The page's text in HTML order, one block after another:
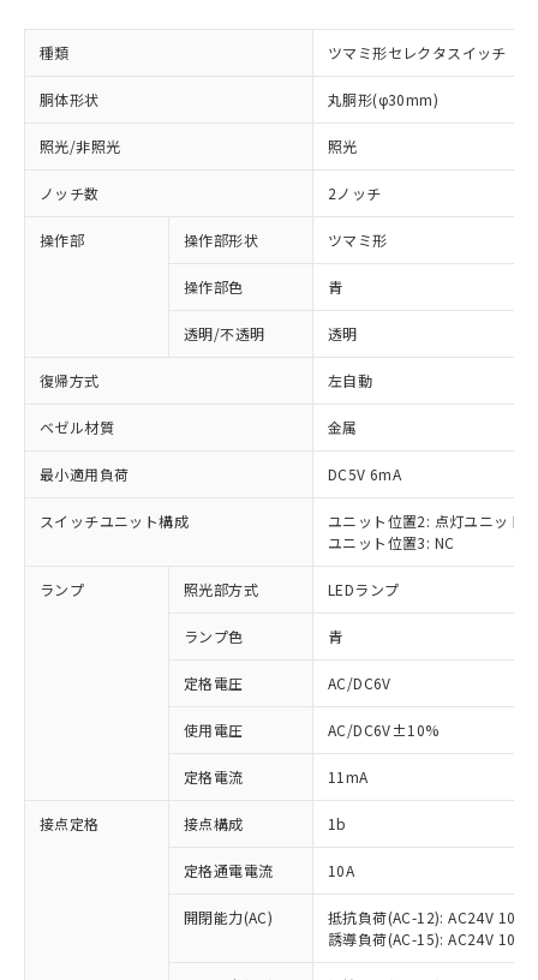
種類 ツマミ形セレクタスイッチ
胴体形状 丸胴形(φ30mm)
照光/非照光 照光
ノッチ数 2ノッチ
操作部 操作部形状 ツマミ形
操作部色 青
透明/不透明 透明
復帰方式 左自動
ベゼル材質 金属
最小適用負荷 DC5V 6mA
スイッチユニット構成
ユニット位置2: 点灯ユニット
ユニット位置3: NC
ランプ 照光部方式 LEDランプ
ランプ色 青
定格電圧 AC/DC6V
使用電圧 AC/DC6V±10%
定格電流 11mA
接点定格 接点構成 1b
定格通電電流 10A
開閉能力(AC)
抵抗負荷(AC-12): AC24V 10A/
誘導負荷(AC-15): AC24V
以下の条件をお読みいただき、同意のうえ
本サービスは、当社制御機器事業取扱
商品の当社在庫状況および標準価格
(税抜)を提供させていただくもので
当社制御機器事業取扱商品の中には、
本サービスの対象外となる商品もある
非含有に対応した製品が提供可能な商品で
対応予定：EU RoHS指令（10物質）の非含
有に対応した製品に切り替える予定のある
対応予定なし：EU RoHS指令（10物質）の
非含有に非対応の商品で、対応品を出す予
調査・確認中：EU RoHS指令（10物質）の
非含有の対応状況を調査中または確認中の
非該当品：ライセンス料など無形物で、有
害物質有無と関係のない商品です。
仕入先様の事情により、非含有部品として
「○」：最大均質材料含有率が中国RoHSの
基準値以下であることを示します。
「×」：最大均質材料含有率が中国RoHSの